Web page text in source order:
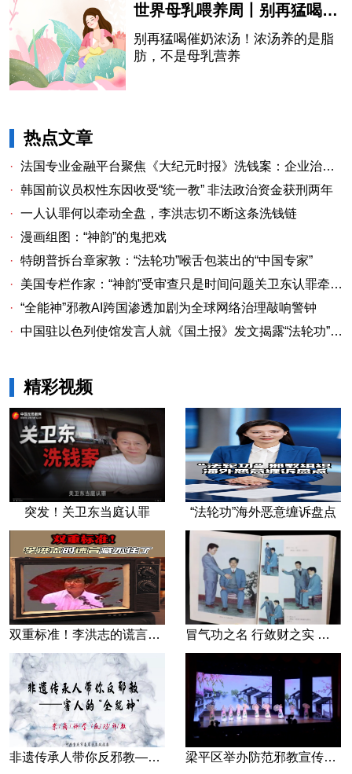
世界母乳喂养周丨别再猛喝催奶浓汤！浓汤养的是脂肪，不是母乳营养
别再猛喝催奶浓汤！浓汤养的是脂
肪，不是母乳营养
热点文章
· 法国专业金融平台聚焦《大纪元时报》洗钱案：企业治理漏洞与监管警示
· 韩国前议员权性东因收受“统一教” 非法政治资金获刑两年
· 一人认罪何以牵动全盘，李洪志切不断这条洗钱链
· 漫画组图：“神韵”的鬼把戏
· 特朗普拆台章家敦：“法轮功”喉舌包装出的“中国专家”
·
美国专栏作家：“神韵”受审查只是时间问题关卫东认罪牵出与《大纪元时报》资金链条
· “全能神”邪教AI跨国渗透加剧为全球网络治理敲响警钟
· 中国驻以色列使馆发言人就《国土报》发文揭露“法轮功”邪教本质答记者问
精彩视频
突发！关卫东当庭认罪 “法轮功”海外恶意缠诉盘点
双重标准！李洪志的谎言藏不住了 冒气功之名 行敛财之实 张宏堡义女“小倩”团伙覆灭记
非遗传承人带你反邪教—害人的“全能神” 梁平区举办防范邪教宣传专场文艺演出